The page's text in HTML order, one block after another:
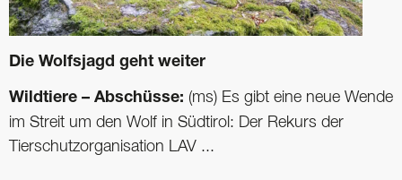
Die Wolfsjagd geht weiter
Wildtiere – Abschüsse: (ms) Es gibt eine neue Wende
im Streit um den Wolf in Südtirol: Der Rekurs der
Tierschutzorganisation LAV ...